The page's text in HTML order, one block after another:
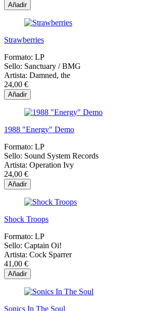
Añadir
Strawberries
Formato: LP
Sello: Sanctuary / BMG
Artista: Damned, the
24,00 €
Añadir
1988 "Energy" Demo
Formato: LP
Sello: Sound System Records
Artista: Operation Ivy
24,00 €
Añadir
Shock Troops
Formato: LP
Sello: Captain Oi!
Artista: Cock Sparrer
41,00 €
Añadir
Sonics In The Soul